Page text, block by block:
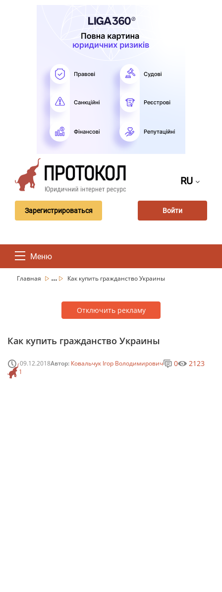
RU
Зарегистрироваться Войти
Меню
Главная ... Как купить гражданство Украины
Отключить рекламу
Как купить гражданство Украины
09.12.2018Автор: Ковальчук Ігор Володимирович
1
0 2123